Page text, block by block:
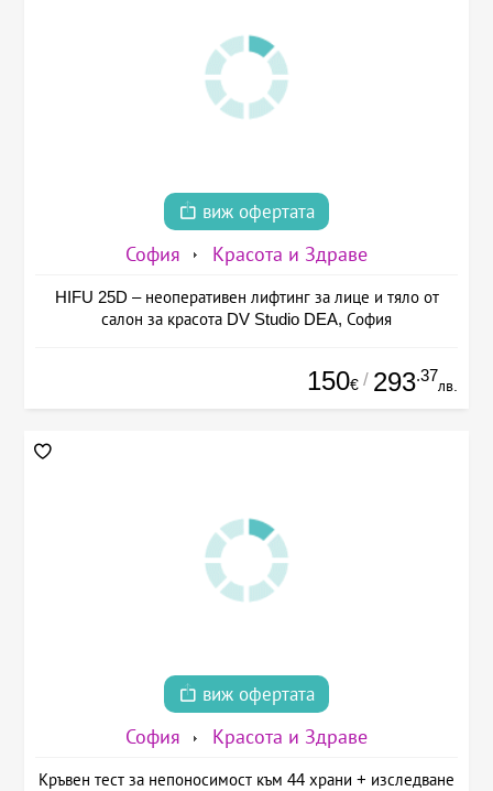
виж офертата
София Красота и Здраве
HIFU 25D – неоперативен лифтинг за лице и тяло от
салон за красота DV Studio DEA, София
150€ / 293.37
лв.
виж офертата
София Красота и Здраве
Кръвен тест за непоносимост към 44 храни + изследване